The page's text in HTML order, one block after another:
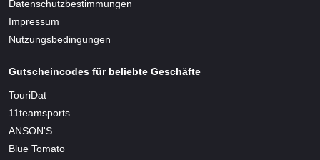
Datenschutzbestimmungen
Impressum
Nutzungsbedingungen
Gutscheincodes für beliebte Geschäfte
TouriDat
11teamsports
ANSON'S
Blue Tomato